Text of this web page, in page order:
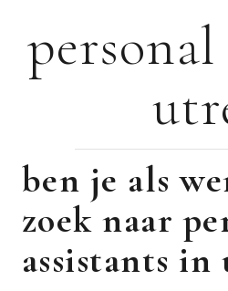
ben je als
zoek naar
assistants